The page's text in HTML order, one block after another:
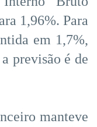
1,96%. Para
em 1,7%,
previsão é de
manteve